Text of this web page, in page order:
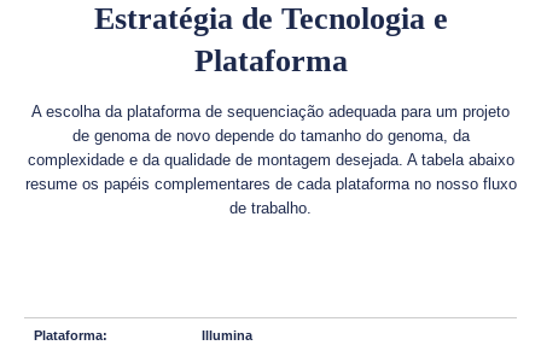
Estratégia de Tecnologia e
Plataforma
A escolha da plataforma de sequenciação adequada para um projeto
de genoma de novo depende do tamanho do genoma, da
complexidade e da qualidade de montagem desejada. A tabela abaixo
resume os papéis complementares de cada plataforma no nosso fluxo
de trabalho.
Illumina